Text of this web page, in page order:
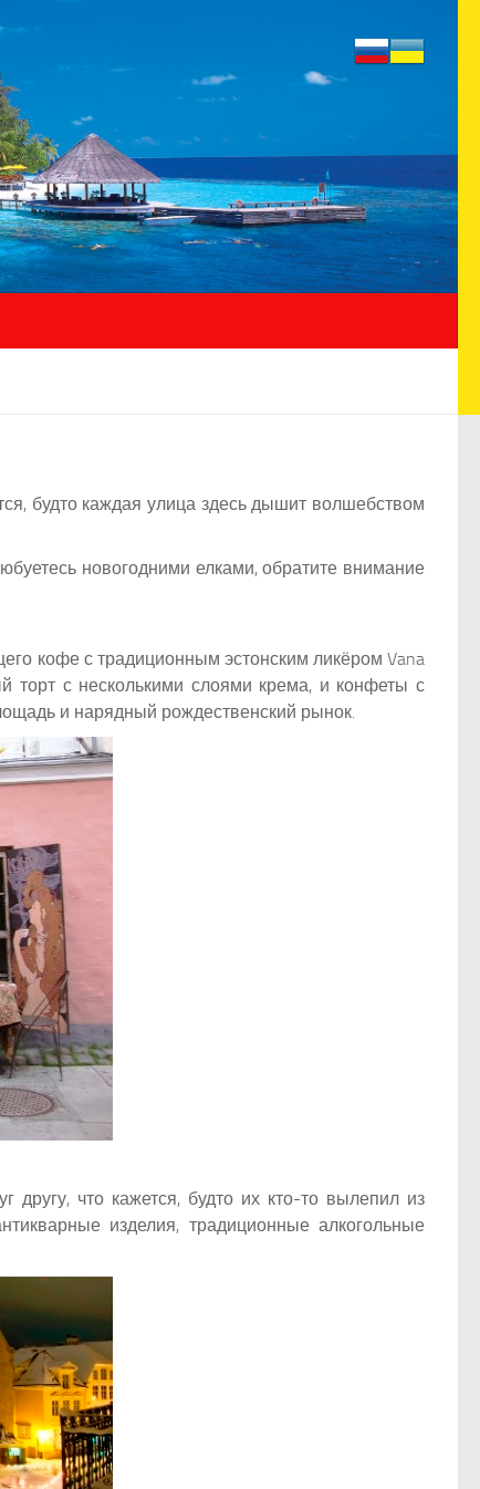
будто каждая улица здесь дышит волшебством
новогодними елками, обратите внимание
кофе с традиционным эстонским ликёром Vana
торт с несколькими слоями крема, и конфеты с
и нарядный рождественский рынок.
что кажется, будто их кто-то вылепил из
изделия, традиционные алкогольные